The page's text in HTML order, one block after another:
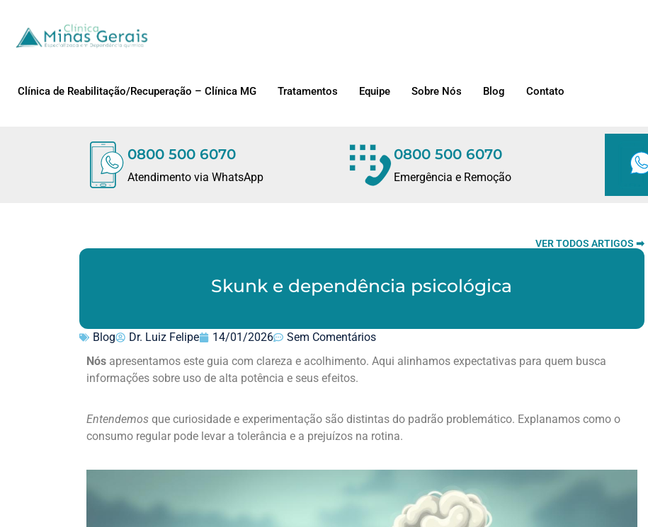
Clínica de Reabilitação/Recuperação – Clínica MG Tratamentos Equipe Sobre Nós Blog Contato
0800 500 6070
Atendimento via WhatsApp
0800 500 6070
Emergência e Remoção
VER TODOS ARTIGOS ➡
Skunk e dependência psicológica
Blog Dr. Luiz Felipe 14/01/2026
Sem Comentários
Nós apresentamos este guia com clareza e acolhimento. Aqui alinhamos expectativas para quem busca
informações sobre uso de alta potência e seus efeitos.
Entendemos que curiosidade e experimentação são distintas do padrão problemático. Explanamos como o
consumo regular pode levar a tolerância e a prejuízos na rotina.